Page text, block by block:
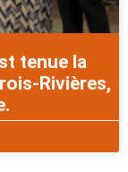
tenue la
Rivières,